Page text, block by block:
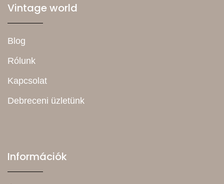
Vintage world
Blog
Rólunk
Kapcsolat
Debreceni üzletünk
Információk